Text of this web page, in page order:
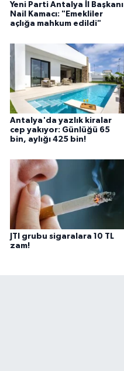
Yeni Parti Antalya İl Başkanı
Nail Kamacı: "Emekliler
açlığa mahkum edildi"
Antalya'da yazlık kiralar
cep yakıyor: Günlüğü 65
bin, aylığı 425 bin!
JTI grubu sigaralara 10 TL
zam!